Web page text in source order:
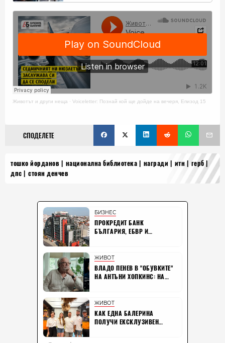
Животът и други неща · Voiceletter: Познай кой ще дойде на вечеря, Епизод 15
СПОДЕЛЕТЕ
тошко йорданов национална библиотека награди итн
герб
дпс
стоян денчев